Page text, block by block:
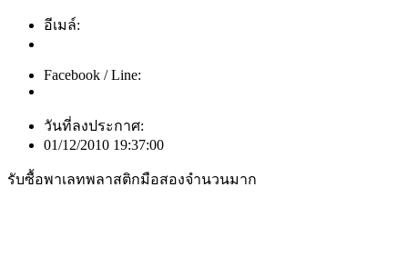
อีเมล์:
Facebook / Line:
วันที่ลงประกาศ:
01/12/2010 19:37:00
รับซื้อพาเลทพลาสติกมือสองจำนวนมาก